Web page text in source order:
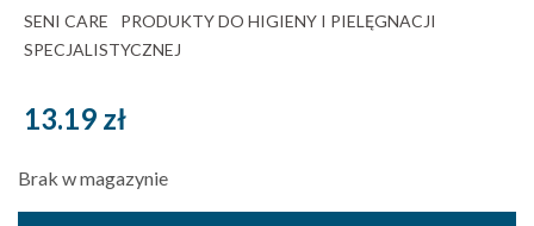
SENI CARE
PRODUKTY DO HIGIENY I PIELĘGNACJI
SPECJALISTYCZNEJ
13.19 zł
Brak w magazynie